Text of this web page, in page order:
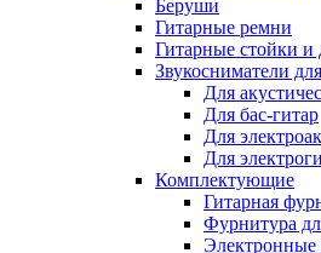
Беруши
Гитарные ремни
Гитарные стойки и
Звукосниматели
Для
Для бас-гитар
Для
Для
Комплектующие
Гитарная
Фурнитура